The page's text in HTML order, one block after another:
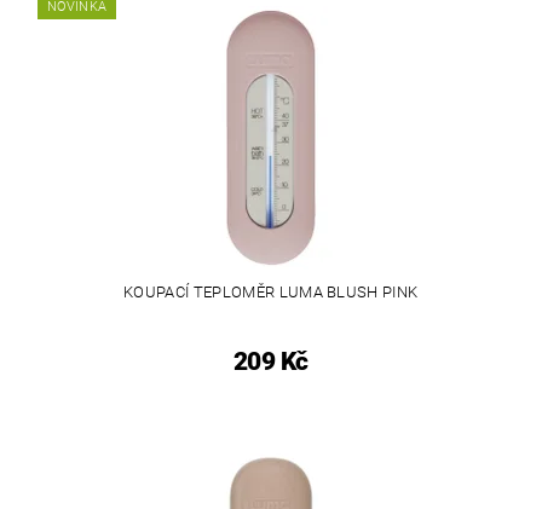
NOVINKA
KOUPACÍ TEPLOMĚR LUMA BLUSH PINK
209 Kč